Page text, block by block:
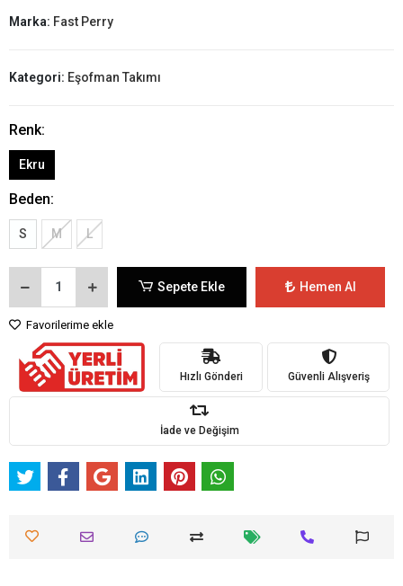
Marka: Fast Perry
Kategori: Eşofman Takımı
Renk:
Ekru
Beden:
S M L
Sepete Ekle Hemen Al
Favorilerime ekle
Hızlı Gönderi Güvenli Alışveriş
İade ve Değişim